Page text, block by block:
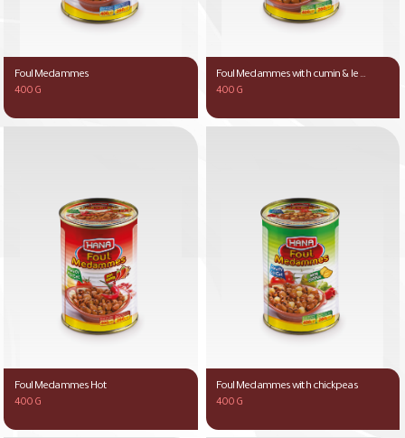
Foul Medammes
400 G
Foul Medammes with cumin & le ...
400 G
Foul Medammes Hot
400 G
Foul Medammes with chickpeas
400 G